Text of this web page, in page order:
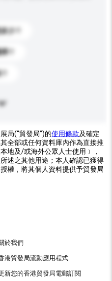
少？
？
局(“貿發局”)的使用條款及確定
全部或任何資料庫內作為直接推
地及/或海外公眾人士使用﹞，
述之其他用途；本人確認已獲得
權，將其個人資料提供予貿發局
於我們
港貿發局流動應用程式
新您的香港貿發局電郵訂閱